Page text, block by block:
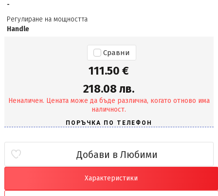
-
Регулиране на мощността
Handle
Сравни
111.50 €
218.08 лв.
Неналичен. Цената може да бъде различна, когато отново има
наличност.
Добави в Любими
Характеристики